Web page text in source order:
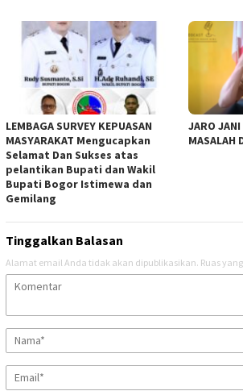
LEMBAGA SURVEY KEPUASAN
MASYARAKAT Mengucapkan
Selamat Dan Sukses atas
pelantikan Bupati dan Wakil
Bupati Bogor Istimewa dan
Gemilang
JARO
MASALAH
Tinggalkan Balasan
Alamat email Anda tidak akan dipublikasikan. Ruas